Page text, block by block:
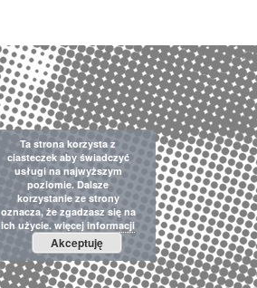
Ta strona korzysta z
ciasteczek aby świadczyć
usługi na najwyższym
poziomie. Dalsze
korzystanie ze strony
oznacza, że zgadzasz się na
ich użycie. więcej informacji
Akceptuję